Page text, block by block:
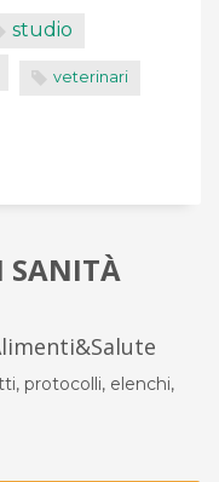
studio
veterinari
SANITÀ
protocolli, elenchi,